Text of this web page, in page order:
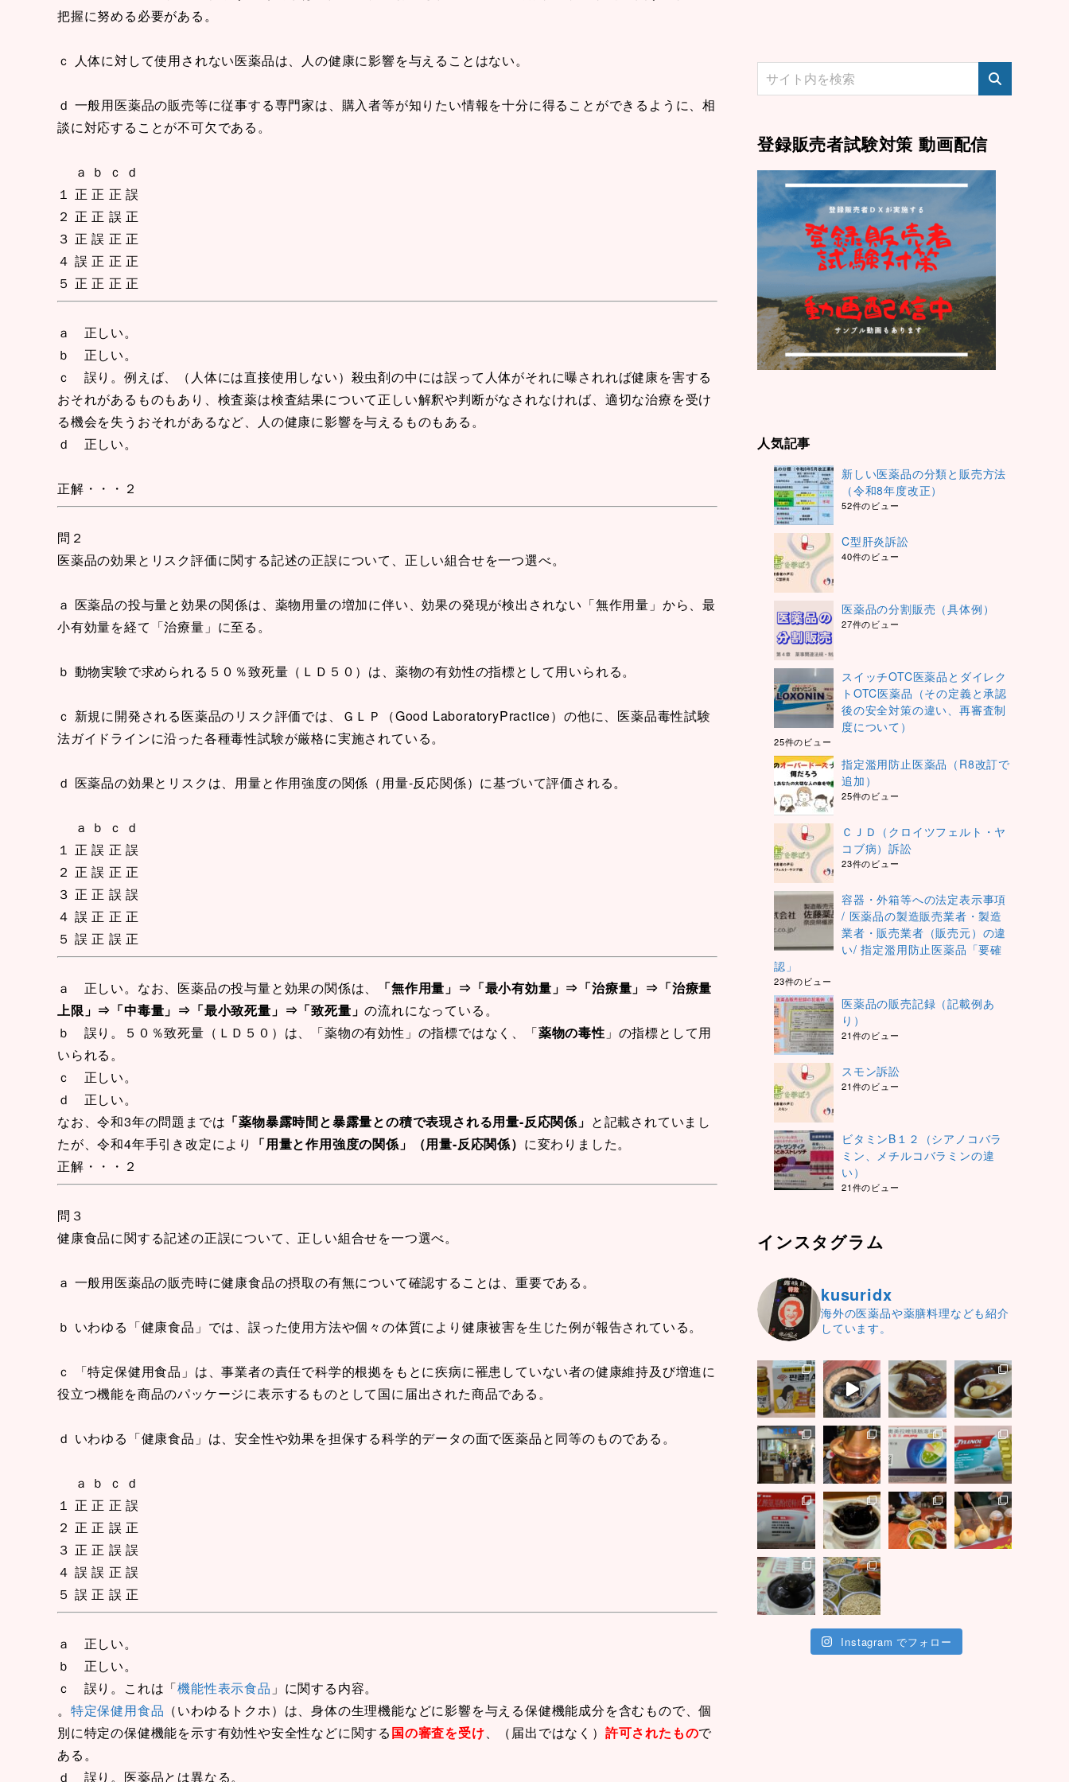
把握に努める必要がある。
ｃ 人体に対して使用されない医薬品は、人の健康に影響を与えることはない。
ｄ 一般用医薬品の販売等に従事する専門家は、購入者等が知りたい情報を十分に得ることができるように、相
談に対応することが不可欠である。
ａ ｂ ｃ ｄ
１ 正 正 正 誤
２ 正 正 誤 正
３ 正 誤 正 正
４ 誤 正 正 正
５ 正 正 正 正
ａ 正しい。
ｂ 正しい。
ｃ 誤り。例えば、（人体には直接使用しない）殺虫剤の中には誤って人体がそれに曝されれば健康を害する
おそれがあるものもあり、検査薬は検査結果について正しい解釈や判断がなされなければ、適切な治療を受け
る機会を失うおそれがあるなど、人の健康に影響を与えるものもある。
ｄ 正しい。
正解・・・２
問２
医薬品の効果とリスク評価に関する記述の正誤について、正しい組合せを一つ選べ。
ａ 医薬品の投与量と効果の関係は、薬物用量の増加に伴い、効果の発現が検出されない「無作用量」から、最
小有効量を経て「治療量」に至る。
ｂ 動物実験で求められる５０％致死量（ＬＤ５０）は、薬物の有効性の指標として用いられる。
ｃ 新規に開発される医薬品のリスク評価では、ＧＬＰ（Good LaboratoryPractice）の他に、医薬品毒性試験
法ガイドラインに沿った各種毒性試験が厳格に実施されている。
ｄ 医薬品の効果とリスクは、用量と作用強度の関係（用量-反応関係）に基づいて評価される。
ａ ｂ ｃ ｄ
１ 正 誤 正 誤
２ 正 誤 正 正
３ 正 正 誤 誤
４ 誤 正 正 正
５ 誤 正 誤 正
ａ 正しい。なお、医薬品の投与量と効果の関係は、
「無作用量」⇒「最小有効量」⇒「治療量」⇒「治療量
上限」 ⇒「中毒量」⇒「最小致死量」⇒「致死量」の流れになっている。
ｂ 誤り。５０％致死量（ＬＤ５０）は、「薬物の有効性」の指標ではなく、「薬物の毒性 」の指標として用
いられる。
ｃ 正しい。
ｄ 正しい。
なお、令和3年の問題までは 「薬物暴露時間と暴露量との積で表現される用量-反応関係」 と記載されていまし
たが、令和4年手引き改定により
「用量と作用強度の関係」（用量‐反応関係） に変わりました。
正解・・・２
問３
健康食品に関する記述の正誤について、正しい組合せを一つ選べ。
ａ 一般用医薬品の販売時に健康食品の摂取の有無について確認することは、重要である。
ｂ いわゆる「健康食品」では、誤った使用方法や個々の体質により健康被害を生じた例が報告されている。
ｃ 「特定保健用食品」は、事業者の責任で科学的根拠をもとに疾病に罹患していない者の健康維持及び増進に
役立つ機能を商品のパッケージに表示するものとして国に届出された商品である。
ｄ いわゆる「健康食品」は、安全性や効果を担保する科学的データの面で医薬品と同等のものである。
ａ ｂ ｃ ｄ
１ 正 正 正 誤
２ 正 正 誤 正
３ 正 正 誤 誤
４ 誤 誤 正 誤
５ 誤 正 誤 正
ａ 正しい。
ｂ 正しい。
ｃ 誤り。これは「機能性表示食品 」に関する内容。
。 特定保健用食品 （いわゆるトクホ）は、身体の生理機能などに影響を与える保健機能成分を含むもので、個
別に特定の保健機能を示す有効性や安全性などに関する国の審査を受け、（届出ではなく） 許可されたもので
ある。
ｄ 誤り。医薬品とは異なる。
登録販売者試験対策 動画配信
人気記事
新しい医薬品の分類と販売方法
（令和8年度改正）
52件のビュー
C型肝炎訴訟
40件のビュー
医薬品の分割販売（具体例）
27件のビュー
スイッチOTC医薬品とダイレク
トOTC医薬品（その定義と承認
後の安全対策の違い、再審査制
度について）
25件のビュー
指定濫用防止医薬品（R8改訂で
追加）
25件のビュー
ＣＪＤ（クロイツフェルト・ヤ
コブ病）訴訟
23件のビュー
容器・外箱等への法定表示事項
/ 医薬品の製造販売業者・製造
業者・販売業者（販売元）の違
い/ 指定濫用防止医薬品「要確
認」
23件のビュー
医薬品の販売記録（記載例あ
り）
21件のビュー
スモン訴訟
21件のビュー
ビタミンB１２（シアノコバラ
ミン、メチルコバラミンの違
い）
21件のビュー
インスタグラム
kusuridx
海外の医薬品や薬膳料理なども紹介
しています。
Instagram でフォロー